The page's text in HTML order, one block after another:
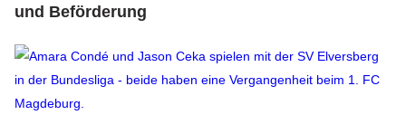
und Beförderung